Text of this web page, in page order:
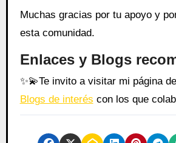
Muchas gracias por tu apoyo y
esta comunidad.
Enlaces y Blogs
✨💫Te invito a visitar mi página de
Blogs de interés con los que